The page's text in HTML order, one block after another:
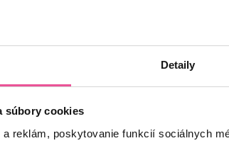
Detaily
súbory cookies
a reklám, poskytovanie funkcií sociálnych
háčiky a očká v prednej časti a hygienickým
Skladom